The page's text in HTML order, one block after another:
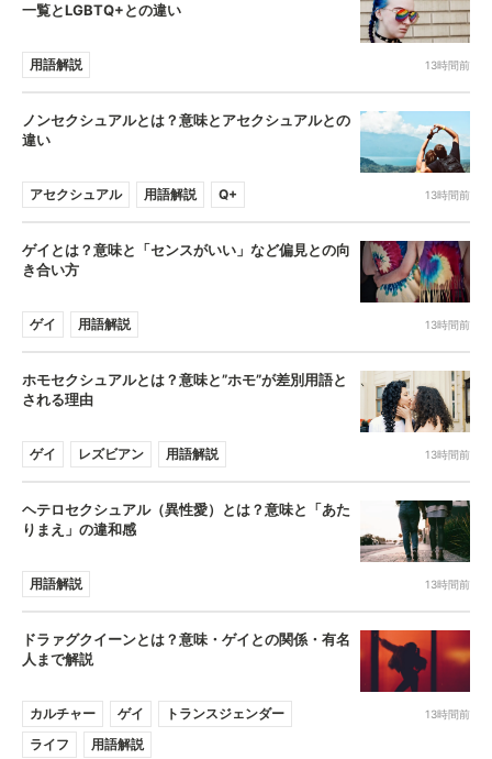
一覧とLGBTQ+との違い
用語解説 13時間前
ノンセクシュアルとは？意味とアセクシュアルとの
違い
アセクシュアル 用語解説 Q+ 13時間前
ゲイとは？意味と「センスがいい」など偏見との向
き合い方
ゲイ 用語解説 13時間前
ホモセクシュアルとは？意味と”ホモ”が差別用語と
される理由
ゲイ レズビアン 用語解説 13時間前
ヘテロセクシュアル（異性愛）とは？意味と「あた
りまえ」の違和感
用語解説 13時間前
ドラァグクイーンとは？意味・ゲイとの関係・有名
人まで解説
カルチャー ゲイ
トランスジェンダー
ライフ
用語解説
13時間前